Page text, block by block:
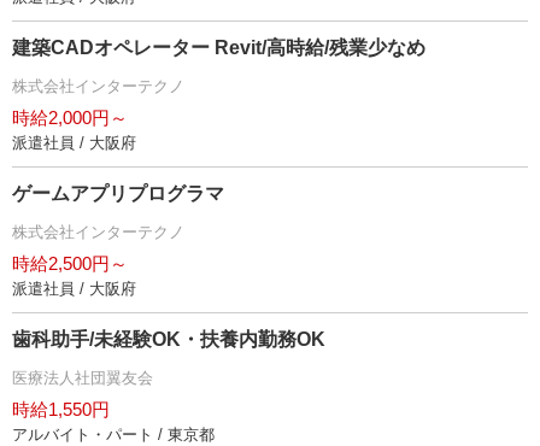
建築CADオペレーター Revit/高時給/残業少なめ
株式会社インターテクノ
時給2,000円～
派遣社員 / 大阪府
ゲームアプリプログラマ
株式会社インターテクノ
時給2,500円～
派遣社員 / 大阪府
歯科助手/未経験OK・扶養内勤務OK
医療法人社団翼友会
時給1,550円
アルバイト・パート / 東京都